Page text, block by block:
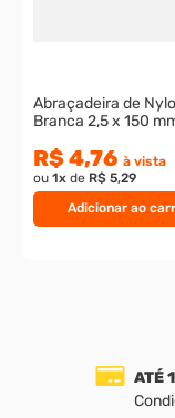
Adicionar ao
Abraçadeira de
Branca 2,5 x 150
R$ 4,76 à vista
ou 1x de R$ 5,29
ATÉ